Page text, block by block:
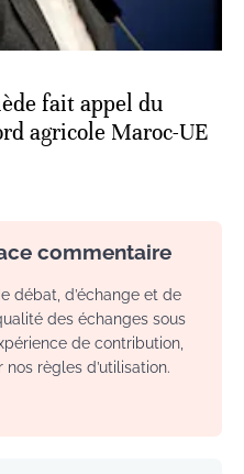
fait appel du
agricole Maroc-UE
commentaire
débat, d’échange et de
des échanges sous
de contribution,
règles d’utilisation.